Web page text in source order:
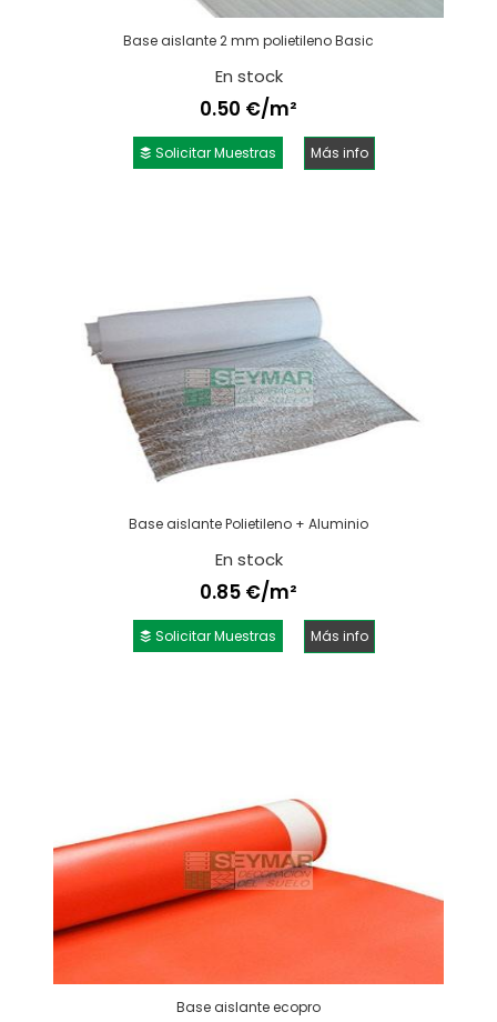
Base aislante 2 mm polietileno Basic
En stock
0.50 €/m²
Solicitar Muestras Más info
Base aislante Polietileno + Aluminio
En stock
0.85 €/m²
Solicitar Muestras Más info
Base aislante ecopro